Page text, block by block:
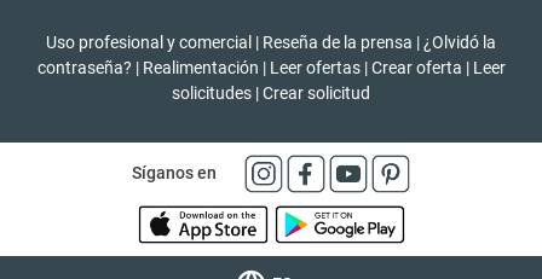
Uso profesional y comercial | Reseña de la prensa | ¿Olvidó la
contraseña? | Realimentación | Leer ofertas | Crear oferta | Leer
solicitudes |Crear solicitud
Síganos en